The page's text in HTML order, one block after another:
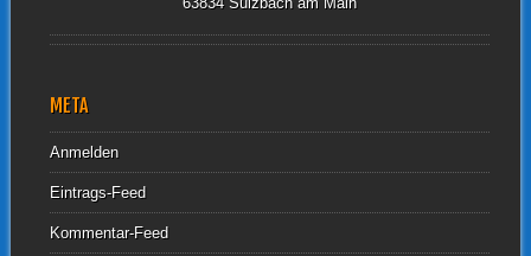
META
Anmelden
Eintrags-Feed
Kommentar-Feed